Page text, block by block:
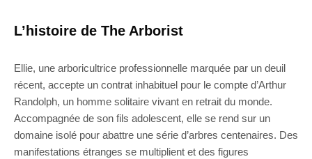
L’histoire de The Arborist
Ellie, une arboricultrice professionnelle marquée par un deuil
récent, accepte un contrat inhabituel pour le compte d’Arthur
Randolph, un homme solitaire vivant en retrait du monde.
Accompagnée de son fils adolescent, elle se rend sur un
domaine isolé pour abattre une série d’arbres centenaires. Des
manifestations étranges se multiplient et des figures